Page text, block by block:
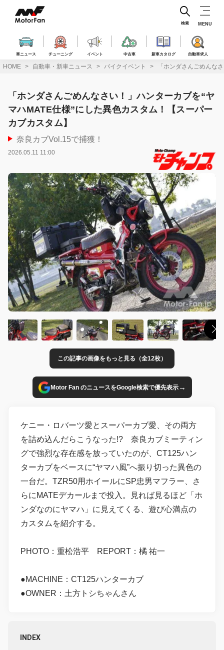
ス
車ニュース チューニング イベント 中古車 新車カタログ 自動車求人
検索 MENU
HOME 自動車・新車ニュース バイクイベント 「ホンダさんごめんな
「ホンダさんごめんなさい！」ハンターカブを“ヤ
マハMATE仕様”にした異色カスタム！【スーパー
カブカスタム】
奈良カブVol.15で捕獲！
2026.05.11 11:00
この記事の画像をもっと見る（全12枚）
Motor Fan のニュースをGoogle検索で優先表示→
ケニー・ロバーツ愛とスーパーカブ愛、その両方
を詰め込んだらこうなった!? 奈良カブミーティン
グで強烈な存在感を放っていたのが、CT125ハン
ターカブをベースに“ヤマハ風”へ振り切った異色の
一台だ。TZR50用ホイールにSP忠男マフラー、さ
らにMATEデカールまで投入。見れば見るほど「ホ
ンダなのにヤマハ」に見えてくる、遊び心満点の
カスタムを紹介する。
PHOTO：重松浩平 REPORT：橘 祐一
●MACHINE：CT125ハンターカブ
●OWNER：土方トシちゃんさん
INDEX